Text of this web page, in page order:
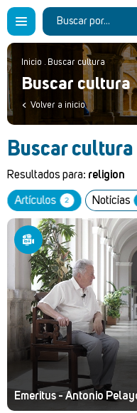
Inicio . Buscar cultura
Buscar cultura
Volver a inicio
Buscar cultura
Resultados para: religion
Artículos 2 Noticias
Emeritus - Antonio